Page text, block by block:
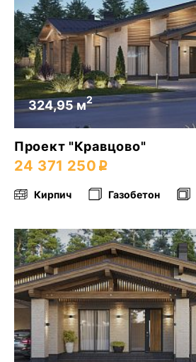
324,95 м2
Проект "Кравцово"
24 371 250
Кирпич Газобетон